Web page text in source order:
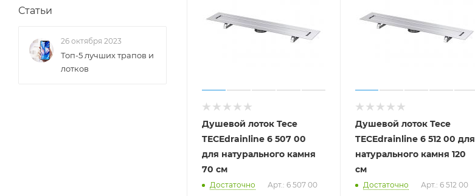
Душевой лоток Tece
TECEdrainline 6 507 00
для натурального камня
70 см
Достаточно Арт.: 6 507 00
Душевой лоток Tece
TECEdrainline 6 512 00 для
натурального камня 120
см
Достаточно Арт.: 6 512 00
Статьи
26 октября 2023
Топ-5 лучших трапов и
лотков